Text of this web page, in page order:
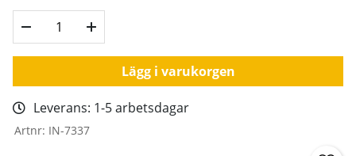
Lägg i varukorgen
Leverans: 1-5 arbetsdagar
Artnr: IN-7337